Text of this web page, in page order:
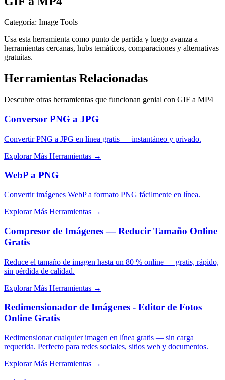
Categoría: Image Tools
Usa esta herramienta como punto de partida y luego avanza a
herramientas cercanas, hubs temáticos, comparaciones y alternativas
gratuitas.
Herramientas Relacionadas
Descubre otras herramientas que funcionan genial con GIF a MP4
Conversor PNG a JPG
Convertir PNG a JPG en línea gratis — instantáneo y privado.
Explorar Más Herramientas →
WebP a PNG
Convertir imágenes WebP a formato PNG fácilmente en línea.
Explorar Más Herramientas →
Compresor de Imágenes — Reducir Tamaño Online
Gratis
Reduce el tamaño de imagen hasta un 80 % online — gratis, rápido,
sin pérdida de calidad.
Explorar Más Herramientas →
Redimensionador de Imágenes - Editor de Fotos
Online Gratis
Redimensionar cualquier imagen en línea gratis — sin carga
requerida. Perfecto para redes sociales, sitios web y documentos.
Explorar Más Herramientas →